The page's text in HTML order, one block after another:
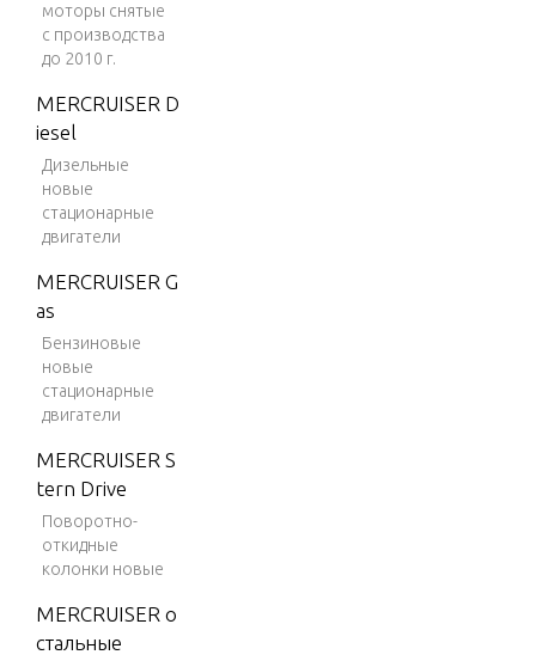
моторы снятые
с производства
до 2010 г.
MERCRUISER D
iesel
Дизельные
новые
стационарные
двигатели
MERCRUISER G
as
Бензиновые
новые
стационарные
двигатели
MERCRUISER S
tern Drive
Поворотно-
откидные
колонки новые
MERCRUISER о
стальные